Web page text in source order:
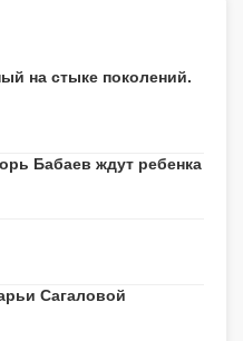
на стыке поколений.
Бабаев ждут ребенка
Сагаловой